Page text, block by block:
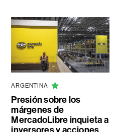
ARGENTINA
Presión sobre los
márgenes de
MercadoLibre inquieta a